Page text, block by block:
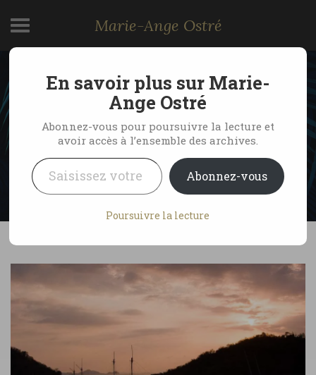
Marie-Ange Ostré
Indonésie, coucher de
soleil sur Labuan Bajo
by Marie-Ange Ostré
4 juillet 2008
2 Comments
En savoir plus sur Marie-
Ange Ostré
Abonnez-vous pour poursuivre la lecture et
avoir accès à l’ensemble des archives.
Saisissez votre adresse e-mail…
Abonnez-vous
Poursuivre la lecture